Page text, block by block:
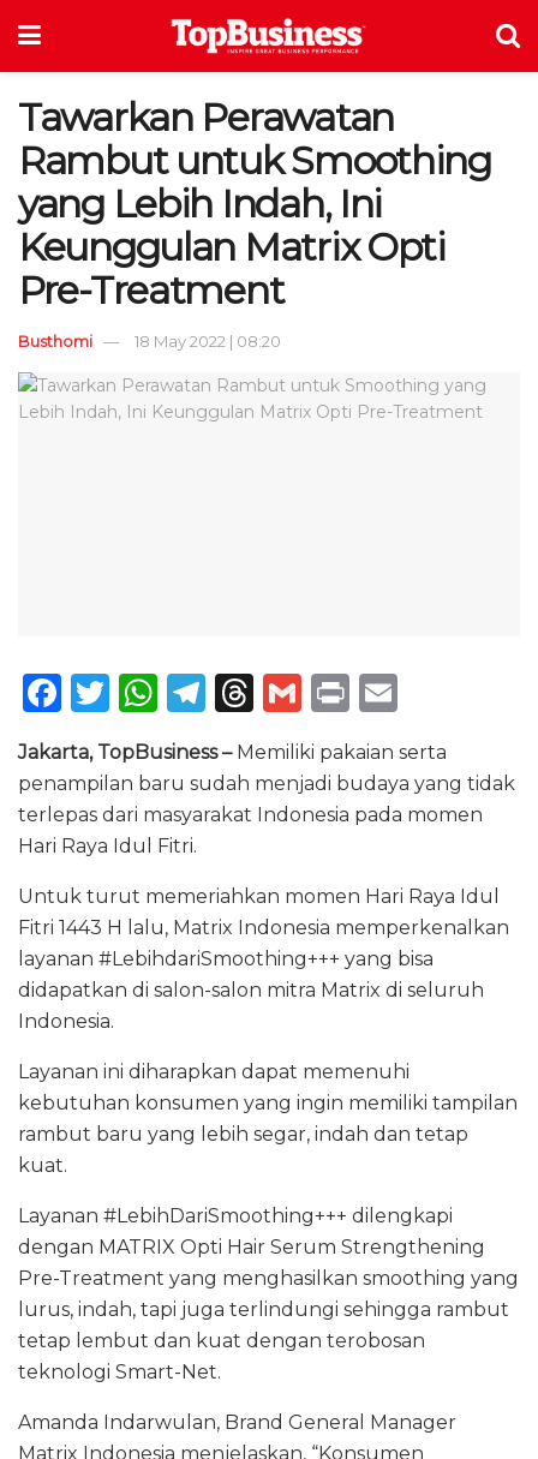
Tawarkan Perawatan
Rambut untuk Smoothing
yang Lebih Indah, Ini
Keunggulan Matrix Opti
Pre-Treatment
Busthomi 18 May 2022 | 08:20
F
c
e
b
o
o
k
T
w
it
te
r
W
h
a
ts
A
p
p
T
e
g
m
T
re
a
s
G
m
ai
l
P
ri
n
t
ai
l
Jakarta, TopBusiness –Memiliki pakaian serta
penampilan baru sudah menjadi budaya yang tidak
terlepas dari masyarakat Indonesia pada momen
Hari Raya Idul Fitri.
Untuk turut memeriahkan momen Hari Raya Idul
Fitri 1443 H lalu, Matrix Indonesia memperkenalkan
layanan #LebihdariSmoothing+++ yang bisa
didapatkan di salon-salon mitra Matrix di seluruh
Indonesia.
Layanan ini diharapkan dapat memenuhi
kebutuhan konsumen yang ingin memiliki tampilan
rambut baru yang lebih segar, indah dan tetap
kuat.
Layanan #LebihDariSmoothing+++ dilengkapi
dengan MATRIX Opti Hair Serum Strengthening
Pre-Treatment yang menghasilkan smoothing yang
lurus, indah, tapi juga terlindungi sehingga rambut
tetap lembut dan kuat dengan terobosan
teknologi Smart-Net.
Amanda Indarwulan, Brand General Manager
Matrix Indonesia menjelaskan, “Konsumen